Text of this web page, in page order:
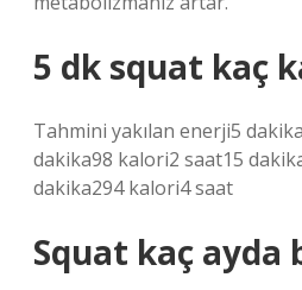
5 dk squat kaç
Tahmini yakılan enerji5
dakika98 kalori2 saat15
dakika294 kalori4 saat
Squat kaç ayda